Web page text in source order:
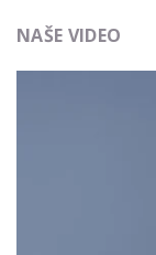
NAŠE VIDEO